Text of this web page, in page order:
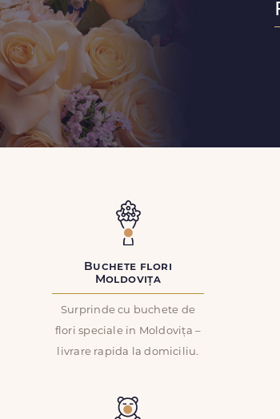
Buchete flori
Moldovița
Surprinde cu buchete de
flori speciale in Moldovița –
livrare rapida la domiciliu.